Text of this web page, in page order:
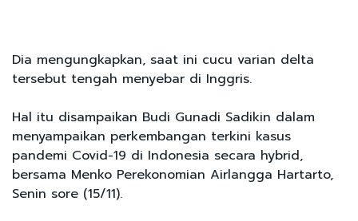
Dia mengungkapkan, saat ini cucu varian delta
tersebut tengah menyebar di Inggris.
Hal itu disampaikan Budi Gunadi Sadikin dalam
menyampaikan perkembangan terkini kasus
pandemi Covid-19 di Indonesia secara hybrid,
bersama Menko Perekonomian Airlangga Hartarto,
Senin sore (15/11).